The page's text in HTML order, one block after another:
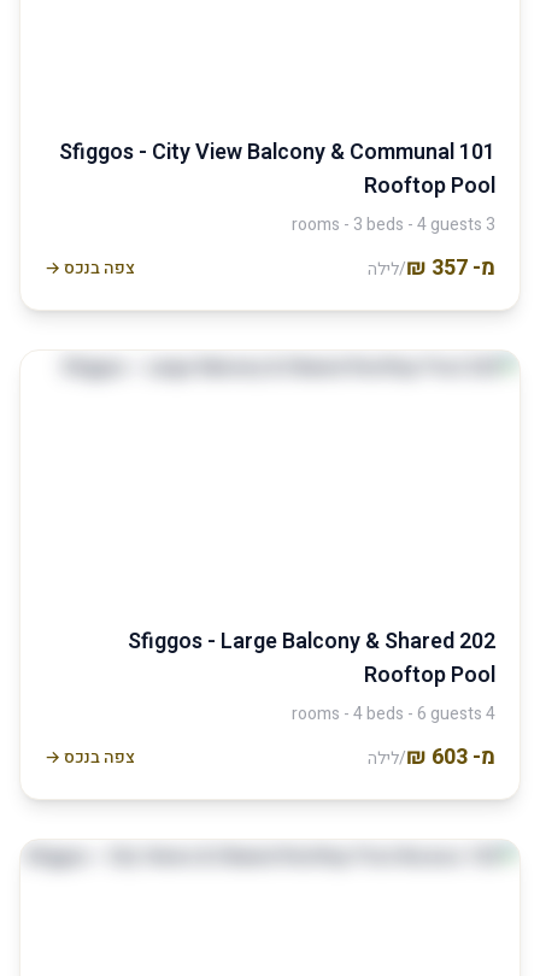
101 Sfiggos - City View Balcony & Communal
Rooftop Pool
3 rooms - 3 beds - 4 guests
מ- /לילה צפה בנכס →
202 Sfiggos - Large Balcony & Shared
Rooftop Pool
4 rooms - 4 beds - 6 guests
מ- /לילה צפה בנכס →